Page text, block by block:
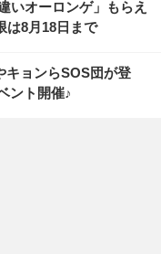
いオーロンゲ」もらえ
は8月18日まで
キョンらSOS団が登
ント開催♪